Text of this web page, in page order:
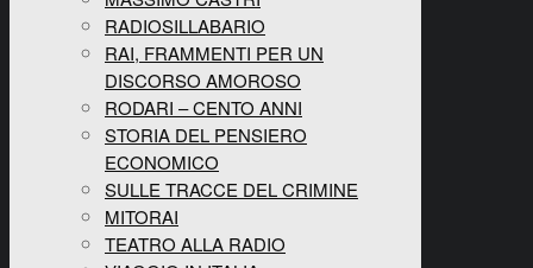
RADIOSILLABARIO
RAI, FRAMMENTI PER UN
DISCORSO AMOROSO
RODARI – CENTO ANNI
STORIA DEL PENSIERO
ECONOMICO
SULLE TRACCE DEL CRIMINE
MITORAI
TEATRO ALLA RADIO